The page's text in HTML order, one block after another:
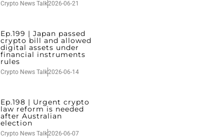
Crypto News Talk2026-06-21
Ep.199 | Japan passed
crypto bill and allowed
digital assets under
financial instruments
rules
Crypto News Talk2026-06-14
Ep.198 | Urgent crypto
law reform is needed
after Australian
election
Crypto News Talk2026-06-07